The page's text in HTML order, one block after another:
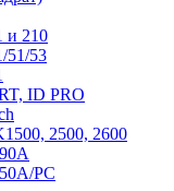
и 210
51/53
ID PRO
2500, 2600
PC